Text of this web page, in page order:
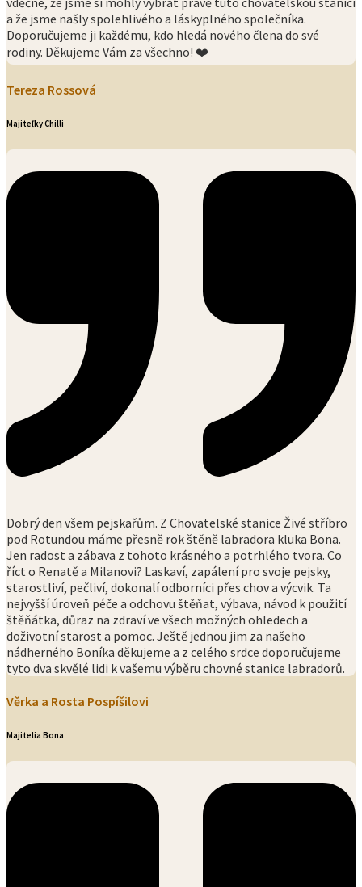
a že jsme našly spolehlivého a láskyplného společníka.
Doporučujeme ji každému, kdo hledá nového člena do své
rodiny. Děkujeme Vám za všechno! ❤️
Tereza Rossová
Majiteľky Chilli
Dobrý den všem pejskařům. Z Chovatelské stanice Živé stříbro
pod Rotundou máme přesně rok štěně labradora kluka Bona.
Jen radost a zábava z tohoto krásného a potrhlého tvora. Co
říct o Renatě a Milanovi? Laskaví, zapálení pro svoje pejsky,
starostliví, pečliví, dokonalí odborníci přes chov a výcvik. Ta
nejvyšší úroveň péče a odchovu štěňat, výbava, návod k použití
štěňátka, důraz na zdraví ve všech možných ohledech a
doživotní starost a pomoc. Ještě jednou jim za našeho
nádherného Boníka děkujeme a z celého srdce doporučujeme
tyto dva skvělé lidi k vašemu výběru chovné stanice labradorů.
Věrka a Rosta Pospíšilovi
Majitelia Bona